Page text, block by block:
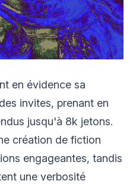
en évidence sa
invites, prenant en
jusqu'à 8k jetons.
création de fiction
engageantes, tandis
une verbosité